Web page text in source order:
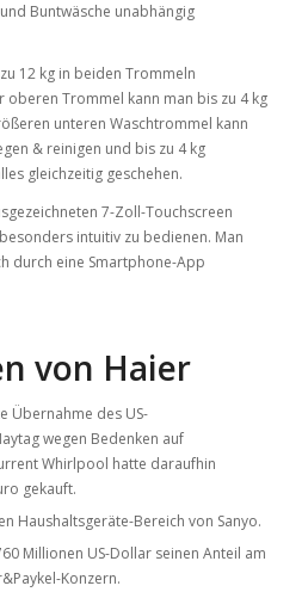
Buntwäsche unabhängig
12 kg in beiden Trommeln
oberen Trommel kann man bis zu 4 kg
unteren Waschtrommel kann
& reinigen und bis zu 4 kg
gleichzeitig geschehen.
7-Zoll-Touchscreen
intuitiv zu bedienen. Man
durch eine Smartphone-App
von Haier
Übernahme des US-
wegen Bedenken auf
Whirlpool hatte daraufhin
gekauft.
Haushaltsgeräte-Bereich von Sanyo.
Millionen US-Dollar seinen Anteil am
Konzern.